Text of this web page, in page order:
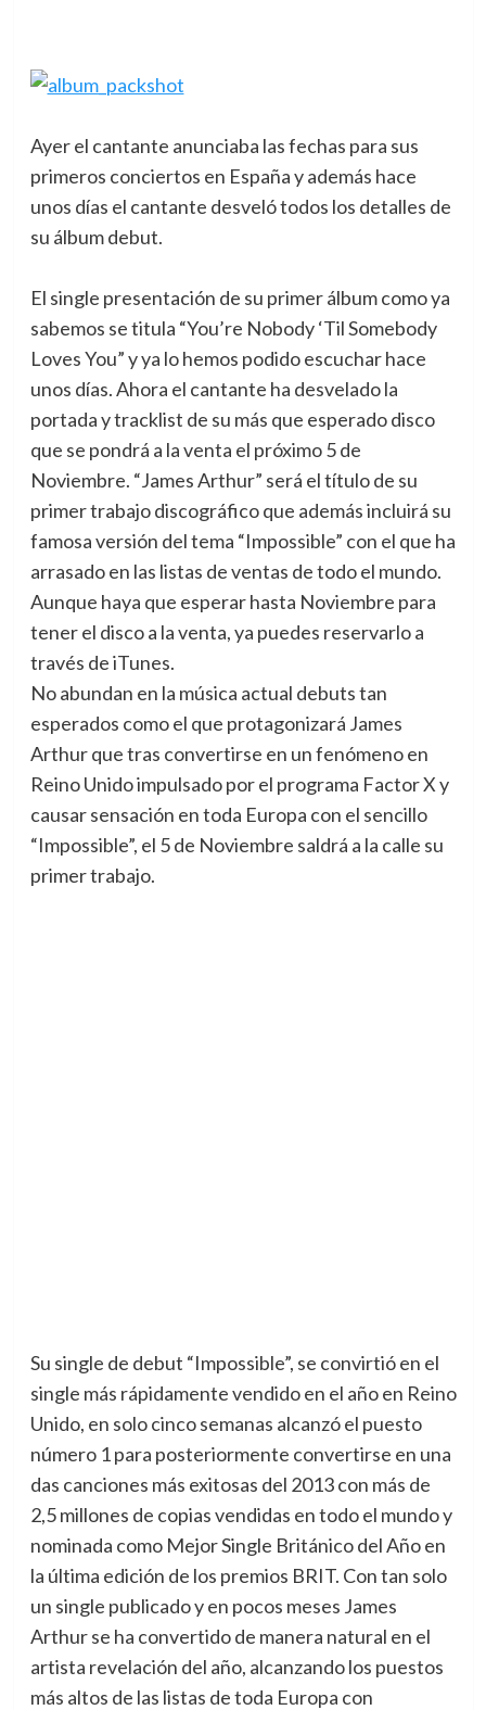
Ayer el cantante anunciaba las fechas para sus
primeros conciertos en España y además hace
unos días el cantante desveló todos los detalles de
su álbum debut.
El single presentación de su primer álbum como ya
sabemos se titula “You’re Nobody ‘Til Somebody
Loves You” y ya lo hemos podido escuchar hace
unos días. Ahora el cantante ha desvelado la
portada y tracklist de su más que esperado disco
que se pondrá a la venta el próximo 5 de
Noviembre. “James Arthur” será el título de su
primer trabajo discográfico que además incluirá su
famosa versión del tema “Impossible” con el que ha
arrasado en las listas de ventas de todo el mundo.
Aunque haya que esperar hasta Noviembre para
tener el disco a la venta, ya puedes reservarlo a
través de iTunes.
No abundan en la música actual debuts tan
esperados como el que protagonizará James
Arthur que tras convertirse en un fenómeno en
Reino Unido impulsado por el programa Factor X y
causar sensación en toda Europa con el sencillo
“Impossible”, el 5 de Noviembre saldrá a la calle su
primer trabajo.
Su single de debut “Impossible”, se convirtió en el
single más rápidamente vendido en el año en Reino
Unido, en solo cinco semanas alcanzó el puesto
número 1 para posteriormente convertirse en una
das canciones más exitosas del 2013 con más de
2,5 millones de copias vendidas en todo el mundo y
nominada como Mejor Single Británico del Año en
la última edición de los premios BRIT. Con tan solo
un single publicado y en pocos meses James
Arthur se ha convertido de manera natural en el
artista revelación del año, alcanzando los puestos
más altos de las listas de toda Europa con